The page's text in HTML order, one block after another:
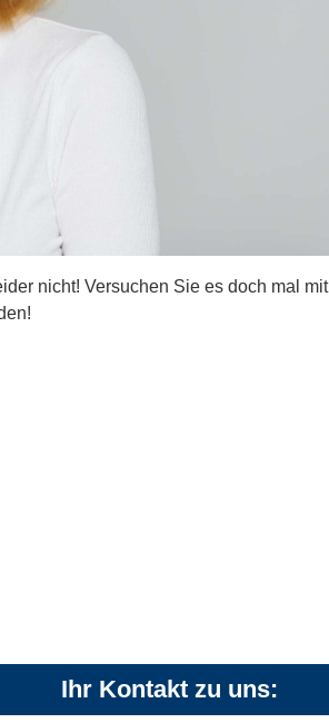
nicht! Versuchen Sie es doch mal mit
Ihr Kontakt zu uns: